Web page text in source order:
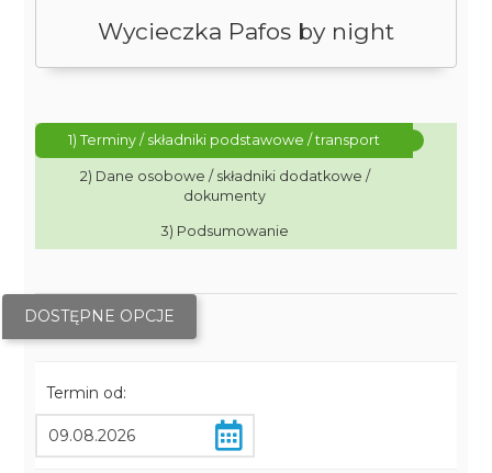
Wycieczka Pafos by night
1) Terminy / składniki podstawowe / transport
2) Dane osobowe / składniki dodatkowe /
dokumenty
3) Podsumowanie
DOSTĘPNE OPCJE
Termin od: